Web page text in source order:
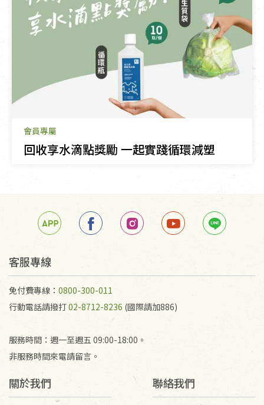
會員專屬
回收享水滴點獎勵 一起實踐循環減塑
客服專線
免付費專線： 0800-300-011
行動電話請撥打02-8712-8236 (國際請加886)
服務時間：週一至週五 09:00-18:00。
非服務時間來電請留言。
關於我們 聯絡我們